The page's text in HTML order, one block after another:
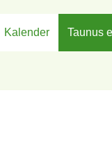
Kalender Taunus